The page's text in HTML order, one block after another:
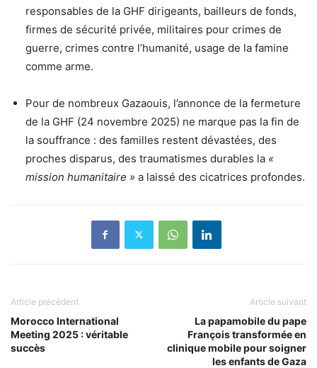
responsables de la GHF dirigeants, bailleurs de fonds,
firmes de sécurité privée, militaires pour crimes de
guerre, crimes contre l’humanité, usage de la famine
comme arme.
Pour de nombreux Gazaouis, l’annonce de la fermeture
de la GHF (24 novembre 2025) ne marque pas la fin de
la souffrance : des familles restent dévastées, des
proches disparus, des traumatismes durables la «
mission humanitaire » a laissé des cicatrices profondes.
Article précédent
Morocco International
Meeting 2025 : véritable
succès
Article suivant
La papamobile du pape
François transformée en
clinique mobile pour soigner
les enfants de Gaza